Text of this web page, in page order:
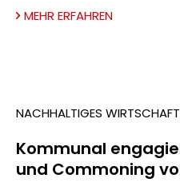
MEHR ERFAHREN
NACHHALTIGES
Kommunal
und Commoning